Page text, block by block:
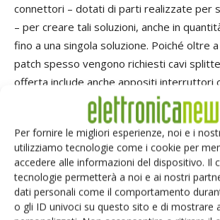
Per fornire le migliori esperienze, noi e i
utilizziamo tecnologie come i cookie per
accedere alle informazioni del dispositivo. Il
tecnologie permetterà a noi e ai nostri
dati personali come il comportamento
o gli ID univoci su questo sito e di mostrare
connettori – dotati di parti realizzate per
– per creare tali soluzioni, anche in
fino a una singola soluzione. Poiché oltre
patch spesso vengono richiesti cavi
offerta include anche appositi interruttori
opzioni di cablaggio.
Soluzioni plug & play flessibili
Il portafoglio di prodotti plug & play di
possibilità di realizzare distribuzioni a “Y”
realizzate per sovrastampaggio e rapporti